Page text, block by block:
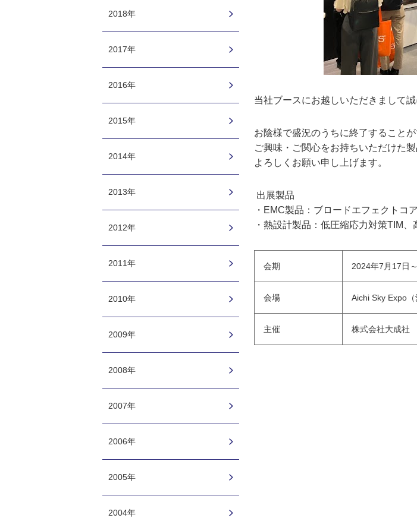
当社ブースにお越しいただきまして
お陰様で盛況のうちに終了することが
ご興味・ご関心をお持ちいただけた
よろしくお願い申し上げます。
出展製品
・EMC製品：ブロードエフェクトコ
・熱設計製品：低圧縮応力対策TIM、
会期 2024年7月17日
会場 Aichi Sky Expo
主催 株式会社⼤成社
2018年
2017年
2016年
2015年
2014年
2013年
2012年
2011年
2010年
2009年
2008年
2007年
2006年
2005年
2004年